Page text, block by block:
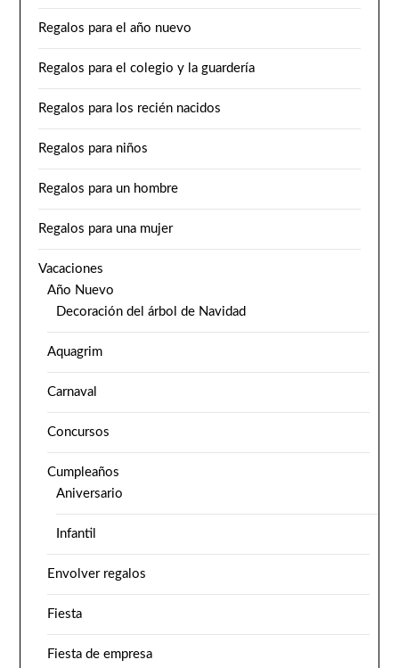
Regalos para el año nuevo
Regalos para el colegio y la guardería
Regalos para los recién nacidos
Regalos para niños
Regalos para un hombre
Regalos para una mujer
Vacaciones
Año Nuevo
Decoración del árbol de Navidad
Aquagrim
Carnaval
Concursos
Cumpleaños
Aniversario
Infantil
Envolver regalos
Fiesta
Fiesta de empresa